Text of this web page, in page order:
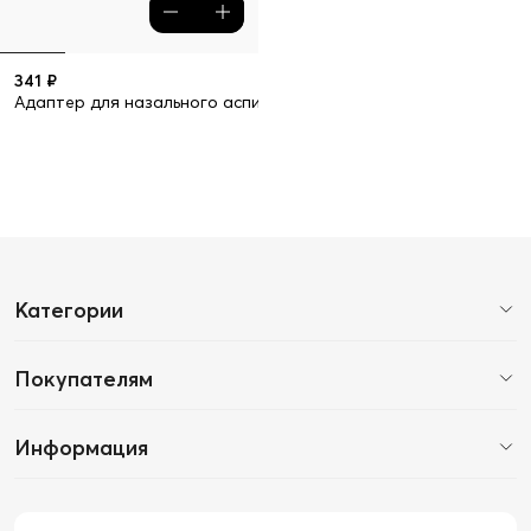
341 ₽
Адаптер для назального аспиратора
Категории
Покупателям
Информация